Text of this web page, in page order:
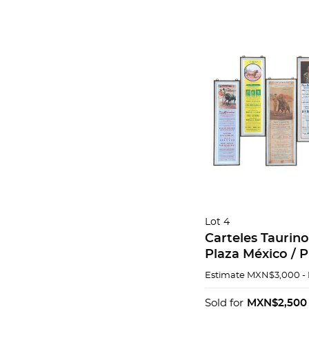
Lot 4
Carteles
Plaza México /
Monumental,
1985, 1986, 1987,
Estimate MXN$3,000 -
Sold for MXN$2,500